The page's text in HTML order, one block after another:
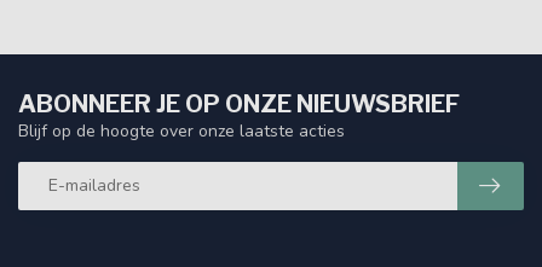
ABONNEER JE OP ONZE NIEUWSBRIEF
Blijf op de hoogte over onze laatste acties